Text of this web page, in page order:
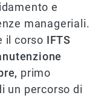
e
manageriali.
il corso IFTS
primo
un percorso di